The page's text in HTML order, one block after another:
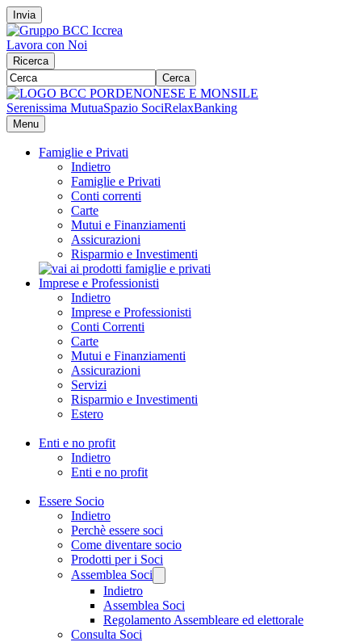
Invia
Lavora con Noi
Ricerca
Cerca
Serenissima MutuaSpazio SociRelaxBanking
Menu
Famiglie e Privati
Indietro
Famiglie e Privati
Conti correnti
Carte
Mutui e Finanziamenti
Assicurazioni
Risparmio e Investimenti
Imprese e Professionisti
Indietro
Imprese e Professionisti
Conti Correnti
Carte
Mutui e Finanziamenti
Assicurazioni
Servizi
Risparmio e Investimenti
Estero
Enti e no profit
Indietro
Enti e no profit
Essere Socio
Indietro
Perchè essere soci
Come diventare socio
Prodotti per i Soci
Assemblea Soci
Indietro
Assemblea Soci
Regolamento Assembleare ed elettorale
Consulta Soci